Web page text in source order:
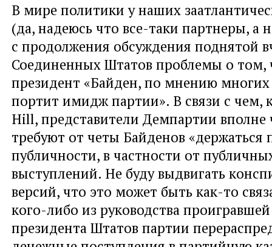
В мире политики у наших
(да, надеюсь что все-таки партнеры, а
с продолжения обсуждения поднятой
Соединенных Штатов проблемы о том,
президент «Байден, по мнению
портит имидж партии». В связи с чем,
Hill, представители Демпартии вполне
требуют от четы Байденов «держаться
публичности, в частности от
выступлений. Не буду выдвигать
версий, что это может быть как-то
кого-либо из руководства
президента Штатов партии